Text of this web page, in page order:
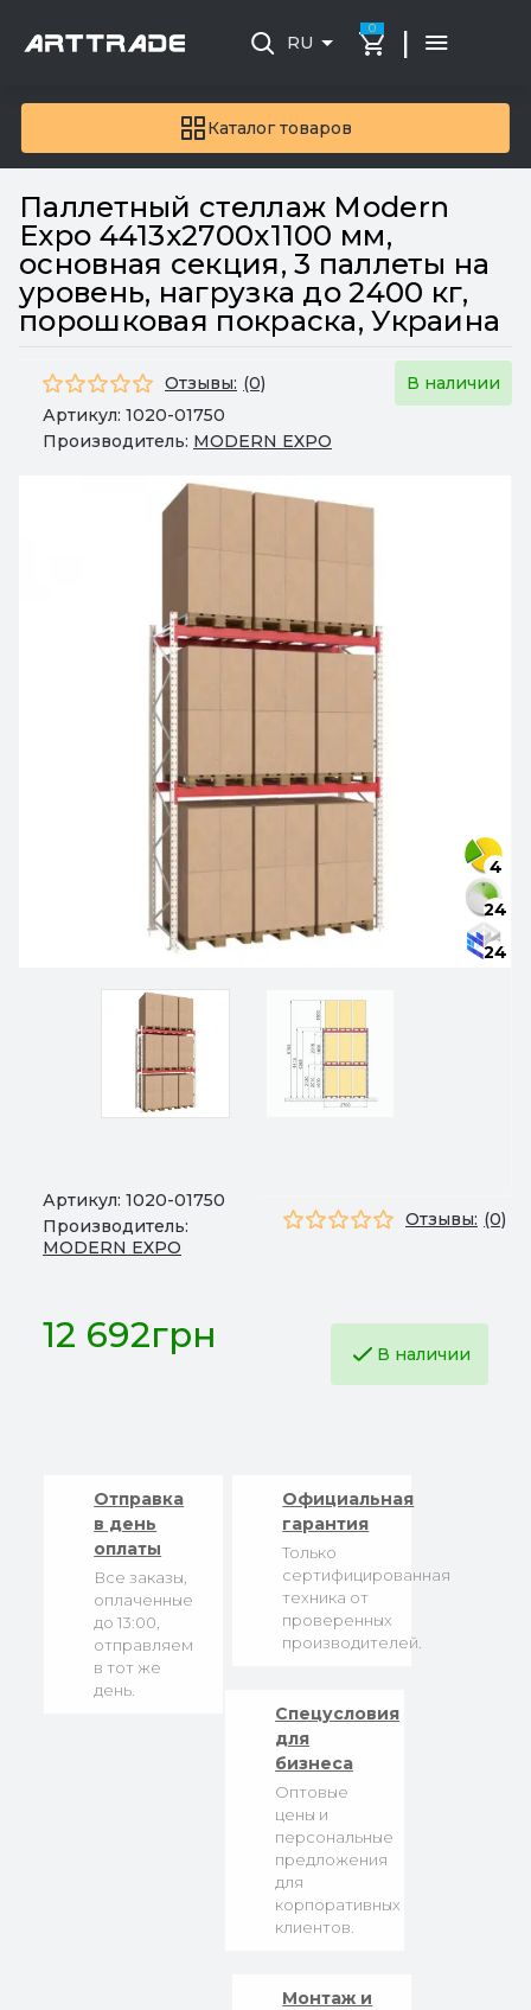
Каталог товаров
RU
0 |
Паллетный стеллаж Modern
Expo 4413x2700x1100 мм,
основная секция, 3 паллеты на
уровень, нагрузка до 2400 кг,
порошковая покраска, Украина
Отзывы: (0)
В наличии
Артикул: 1020-01750
Производитель: MODERN EXPO
4
24
24
Артикул: 1020-01750
Производитель:
MODERN EXPO
Отзывы: (0)
12 692грн В наличии
Отправка
в день
оплаты
Все заказы,
оплаченные
до 13:00,
отправляем
в тот же
день.
Официальная
гарантия
Только
сертифицированная
техника от
проверенных
производителей.
Спецусловия
для
бизнеса
Оптовые
цены и
персональные
предложения
для
корпоративных
клиентов.
Монтаж и